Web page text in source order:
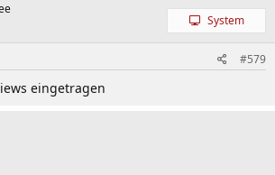
System
#579
eingetragen